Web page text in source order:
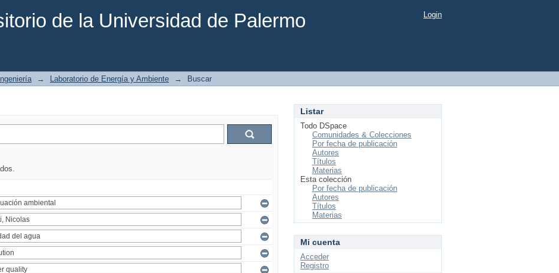
de la Universidad de Palermo Login
→ Laboratorio de Energía y Ambiente → Buscar
Listar
Todo DSpace
Comunidades & Colecciones
Por fecha de publicación
Autores
Títulos
Materias
Esta colección
Por fecha de publicación
Autores
Títulos
Materias
Mi cuenta
Acceder
Registro